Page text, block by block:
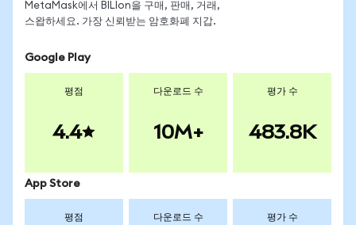
MetaMask에서 BILIon을 구매, 판매, 거래,
스왑하세요. 가장 신뢰받는 암호화폐 지갑.
Google Play
평점
4.4
다운로드 수
10M+
평가 수
483.8K
App Store
평점 다운로드 수 평가 수